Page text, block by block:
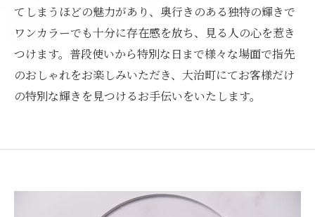
てしまうほどの魅力があり、奥行きのある独特の輝きで
ワンカラーでも十分に存在感を放ち、見る人の心を惹き
つけます。普段使いから特別な日まで様々な場面で指先
のおしゃれをお楽しみいただき、大治町にてお客様だけ
の特別な輝きを見つけるお手伝いをいたします。